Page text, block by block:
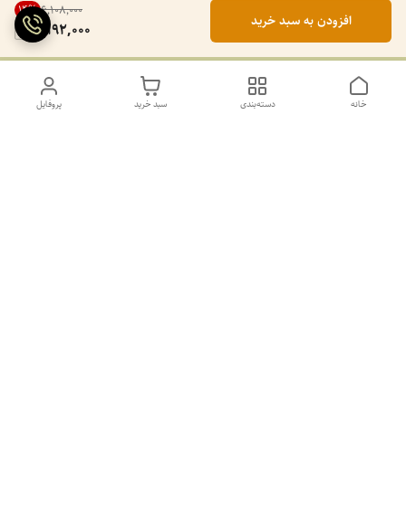
۶٬۱۰۸٬۰۰۰ 14%
5,192,000 افزودن به سبد خرید
پروفایل سبد خرید دسته‌بندی خانه